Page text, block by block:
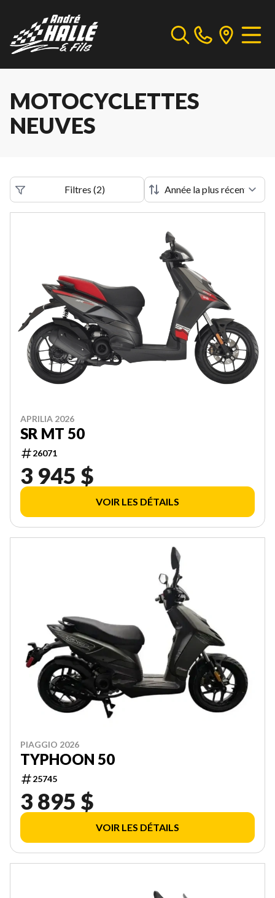
MOTOCYCLETTES
NEUVES
Filtres (2)
APRILIA 2026
SR MT 50
26071
3 945 $
VOIR LES DÉTAILS
PIAGGIO 2026
TYPHOON 50
25745
3 895 $
VOIR LES DÉTAILS